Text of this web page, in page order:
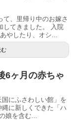
て、里帰り中のお嫁さ
してきました。 入院
やしたり、オシ...
6ヶ月の赤ちゃ
にふさわしい館」を
に新しくできた「ハ
娘を含む...